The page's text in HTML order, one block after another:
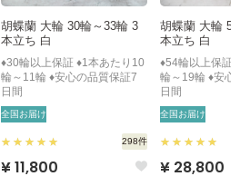
胡蝶蘭 大輪 30輪～33輪 3
本立ち 白
♦30輪以上保証 ♦1本あたり10
輪～11輪 ♦安心の品質保証7
日間
全国お届け
298件
¥ 11,800
胡蝶蘭 大輪
本立ち 白
♦54輪以上保証
輪～19輪 ♦安心
日間
全国お届け
¥ 28,800